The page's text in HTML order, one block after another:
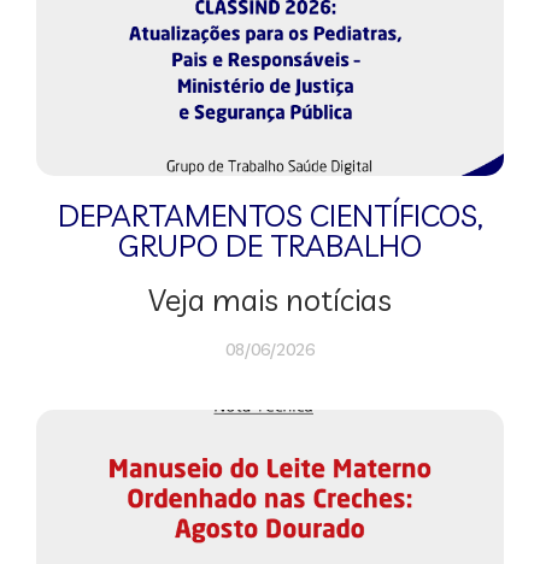
DEPARTAMENTOS CIENTÍFICOS,
GRUPO DE TRABALHO
Veja mais notícias
08/06/2026